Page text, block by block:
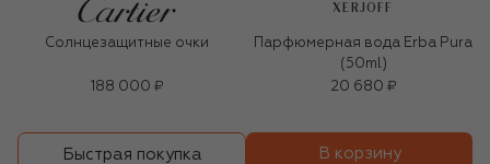
Солнцезащитные очки
188 000 ₽
XERJOFF
Парфюмерная вода Erba Pura
(50ml)
20 680 ₽
Быстрая покупка В корзину